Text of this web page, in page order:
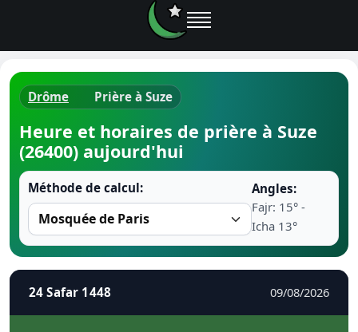
Ramadan
Comment
Drôme Prière à Suze
Heure et horaires de prière à Suze
(26400) aujourd'hui
Méthode de calcul:
Angles:
Fajr: 15° -
Icha 13°
24 Safar 1448 09/08/2026